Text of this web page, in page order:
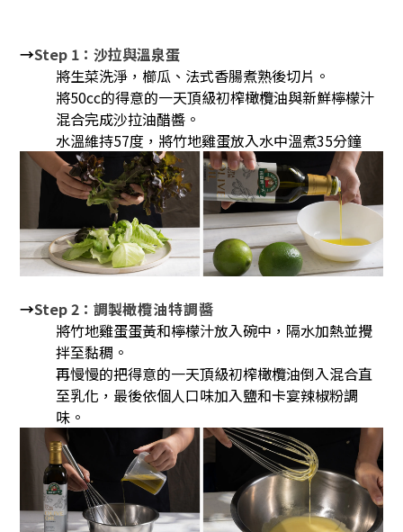
→Step 1 ：沙拉與溫泉蛋
將生菜洗淨，櫛瓜、法式香腸煮熟後切片。
將50cc的得意的一天頂級初榨橄欖油與新鮮檸檬汁
混合完成沙拉油醋醬。
水溫維持57度，將竹地雞蛋放入水中溫煮35分鐘
→Step 2：調製橄欖油特調醬
將竹地雞蛋蛋黃和檸檬汁放入碗中，隔水加熱並攪
拌至黏稠。
再慢慢的把得意的一天頂級初榨橄欖油倒入混合直
至乳化，最後依個人口味加入鹽和卡宴辣椒粉調
味。